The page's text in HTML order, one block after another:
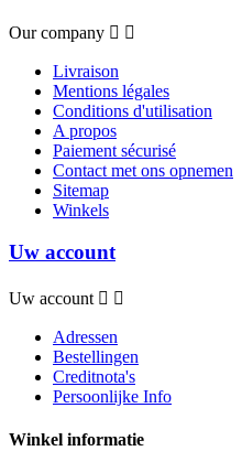
Our company  
Livraison
Mentions légales
Conditions d'utilisation
A propos
Paiement sécurisé
Contact met ons opnemen
Sitemap
Winkels
Uw account
Uw account  
Adressen
Bestellingen
Creditnota's
Persoonlijke Info
Winkel informatie